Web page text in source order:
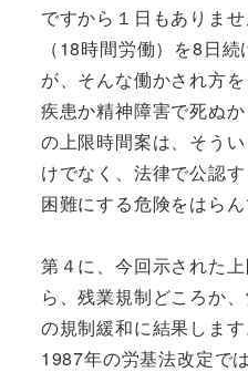
ですから１日もありま
（18時間労働）を8日
が、そんな働かされ方
疾患か精神障害で死ぬ
の上限時間案は、そう
けでなく、法律で公認
困難にする危険をはらん
第４に、今回示された
ら、残業規制どころか
の規制緩和に結果しま
1987年の労基法改定で